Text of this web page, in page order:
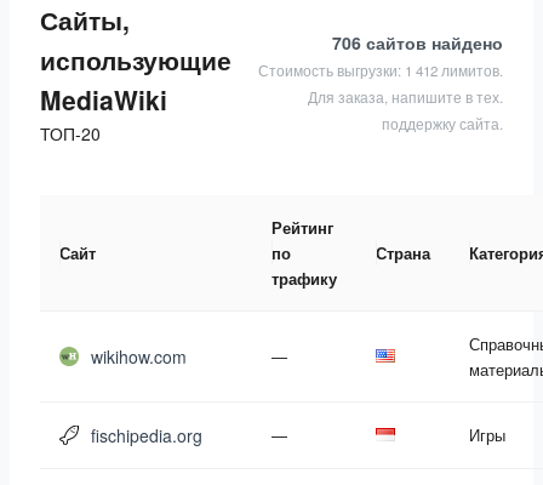
Сайты,
использующие
MediaWiki
ТОП-20
706 сайтов найдено
Стоимость выгрузки: 1 412 лимитов.
Для заказа, напишите в тех.
поддержку сайта.
Сайт
Рейтинг
по
трафику
Страна
wikihow.com —
fischipedia.org — Игры